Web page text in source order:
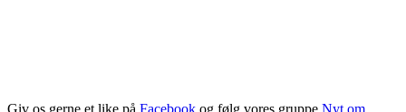
Giv os gerne et like på Facebook og følg vores gruppe Nyt om